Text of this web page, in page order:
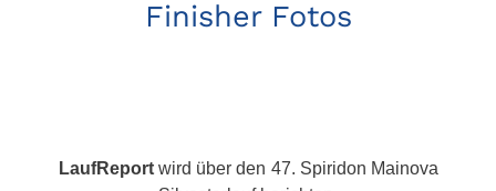
Finisher Fotos
LaufReportwird über den 47. Spiridon Mainova